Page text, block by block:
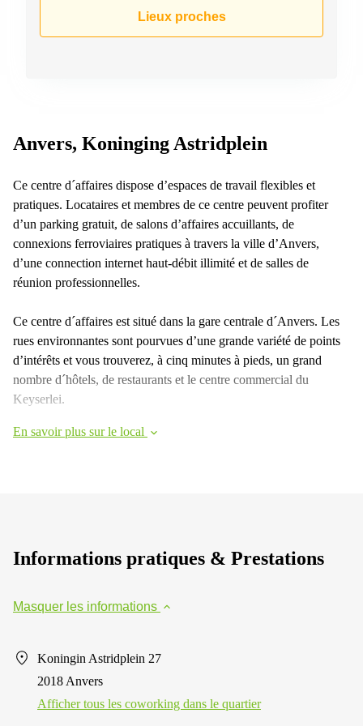
Lieux proches
Anvers, Koninging Astridplein
Ce centre d´affaires dispose d’espaces de travail flexibles et
pratiques. Locataires et membres de ce centre peuvent profiter
d’un parking gratuit, de salons d’affaires accuillants, de
connexions ferroviaires pratiques à travers la ville d’Anvers,
d’une connection internet haut-débit illimité et de salles de
réunion professionnelles.
Ce centre d´affaires est situé dans la gare centrale d´Anvers. Les
rues environnantes sont pourvues d’une grande variété de points
d’intérêts et vous trouverez, à cinq minutes à pieds, un grand
nombre d´hôtels, de restaurants et le centre commercial du
Keyserlei.
En savoir plus sur le local
Informations pratiques & Prestations
Masquer les informations
Koningin Astridplein 27
2018 Anvers
Afficher tous les сoworking dans le quartier